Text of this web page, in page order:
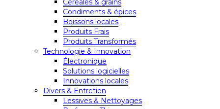
Céréales & grains
Condiments & épices
Boissons locales
Produits Frais
Produits Transformés
Technologie & Innovation
Électronique
Solutions logicielles
Innovations locales
Divers & Entretien
Lessives & Nettoyages